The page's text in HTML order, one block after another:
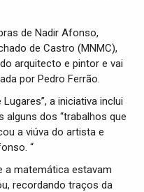
de Nadir Afonso,
de Castro (MNMC),
arquitecto e pintor e vai
por Pedro Ferrão.
a iniciativa inclui
alguns dos “trabalhos que
a viúva do artista e
“
a matemática estavam
recordando traços da